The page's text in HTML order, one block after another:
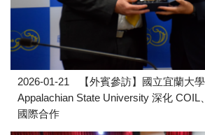
2026-01-21
【外賓參訪】國立宜蘭大
Appalachian State University 深化 COIL
國際合作